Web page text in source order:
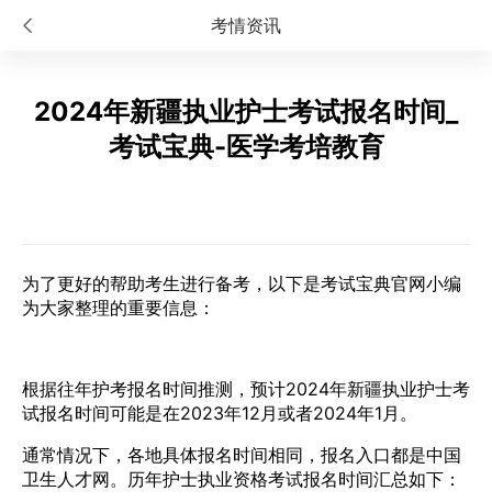
考情资讯
2024年新疆执业护士考试报名时间_
考试宝典-医学考培教育
为了更好的帮助考生进行备考，以下是考试宝典官网小编
为大家整理的重要信息：
根据往年护考报名时间推测，预计2024年新疆执业护士考
试报名时间可能是在2023年12月或者2024年1月。
通常情况下，各地具体报名时间相同，报名入口都是中国
卫生人才网。历年护士执业资格考试报名时间汇总如下：